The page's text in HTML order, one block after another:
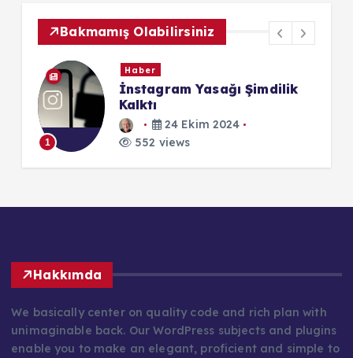
Bakmamış Olabilirsiniz
1
Haber
İnstagram Yasağı Şimdilik
Kalktı
24 Ekim 2024
552 views
Hakkımda
We basically center on quality code and rich plan with
unimaginable back. Our WordPress subjects and plugins
enable you to make an elegant, proficient and simple to